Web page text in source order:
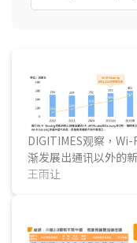
DIGITIMES观察，
渐发展出通讯以外的
Sensing)即是发展趋
王雨让